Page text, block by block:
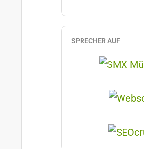
SPRECHER AUF